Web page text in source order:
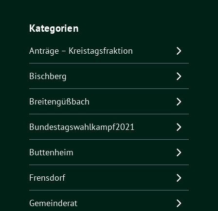
Kategorien
Anträge – Kreistagsfraktion
Bischberg
Breitengüßbach
Bundestagswahlkampf2021
Buttenheim
Frensdorf
Gemeinderat